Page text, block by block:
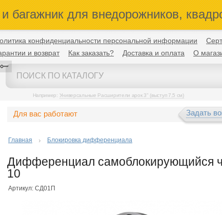
багажник для внедорожников,
конфиденциальности персональной информации
и возврат
Как заказать? Доставка и оплата О
Например: Универсальные Расширители арок 3" (выступ 7,5 см)
Для вас работают Задать
Главная Блокировка дифференциала
Дифференциал самоблокирующийся
10
Артикул: СД01П